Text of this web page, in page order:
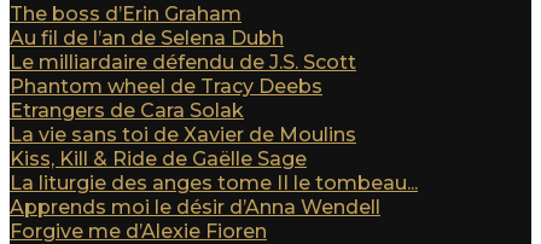
The boss d’Erin Graham
Au fil de l’an de Selena Dubh
Le milliardaire défendu de J.S. Scott
Phantom wheel de Tracy Deebs
Etrangers de Cara Solak
La vie sans toi de Xavier de Moulins
Kiss, Kill & Ride de Gaëlle Sage
La liturgie des anges tome II le tombeau...
Apprends moi le désir d’Anna Wendell
Forgive me d’Alexie Fioren